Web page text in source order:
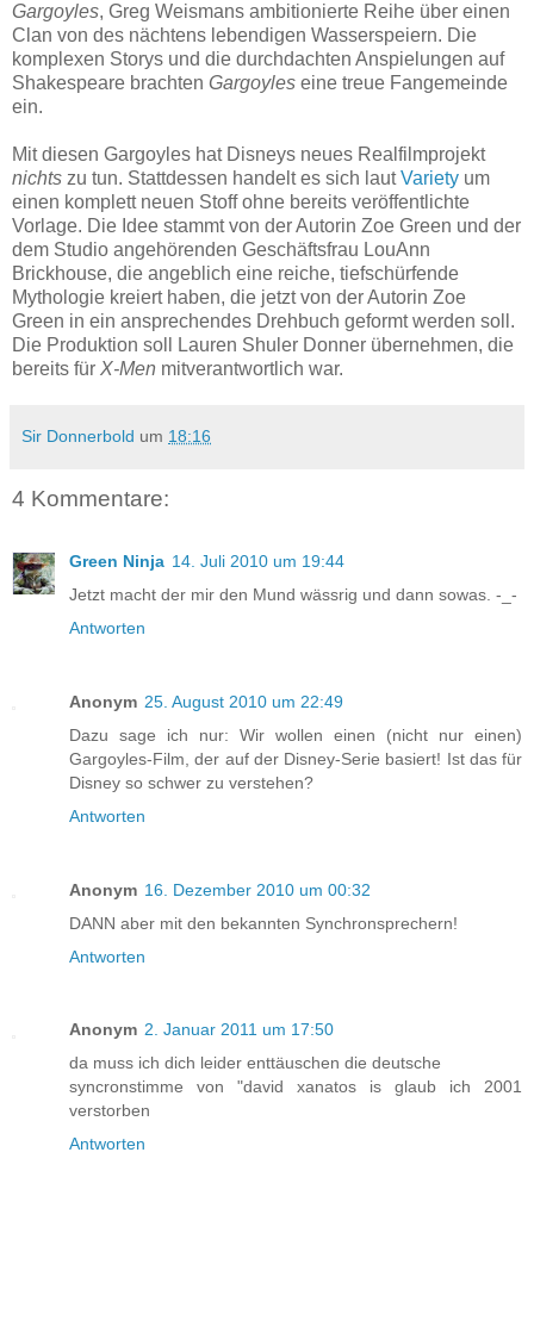
Gargoyles, Greg Weismans ambitionierte Reihe über einen
Clan von des nächtens lebendigen Wasserspeiern. Die
komplexen Storys und die durchdachten Anspielungen auf
Shakespeare brachten Gargoyles eine treue Fangemeinde
ein.
Mit diesen Gargoyles hat Disneys neues Realfilmprojekt
nichts zu tun. Stattdessen handelt es sich lautVariety um
einen komplett neuen Stoff ohne bereits veröffentlichte
Vorlage. Die Idee stammt von der Autorin Zoe Green und der
dem Studio angehörenden Geschäftsfrau LouAnn
Brickhouse, die angeblich eine reiche, tiefschürfende
Mythologie kreiert haben, die jetzt von der Autorin Zoe
Green in ein ansprechendes Drehbuch geformt werden soll.
Die Produktion soll Lauren Shuler Donner übernehmen, die
bereits für X-Men mitverantwortlich war.
Sir Donnerbold um 18:16
4 Kommentare:
Green Ninja 14. Juli 2010 um 19:44
Jetzt macht der mir den Mund wässrig und dann sowas. -_-
Antworten
Anonym 25. August 2010 um 22:49
Dazu sage ich nur: Wir wollen einen (nicht nur einen)
Gargoyles-Film, der auf der Disney-Serie basiert! Ist das für
Disney so schwer zu verstehen?
Antworten
Anonym 16. Dezember 2010 um 00:32
DANN aber mit den bekannten Synchronsprechern!
Antworten
Anonym 2. Januar 2011 um 17:50
da muss ich dich leider enttäuschen die deutsche
syncronstimme von "david xanatos is glaub ich 2001
verstorben
Antworten